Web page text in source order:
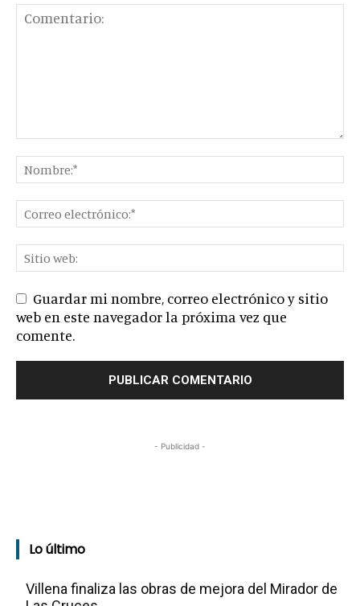
Guardar mi nombre, correo electrónico y sitio
web en este navegador la próxima vez que
comente.
- Publicidad -
Lo último
Villena finaliza las obras de mejora del Mirador de